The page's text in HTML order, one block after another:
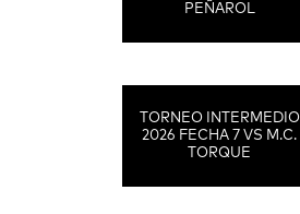
PEÑAROL
TORNEO INTERMEDIO
2026 FECHA 7 VS M.C.
TORQUE